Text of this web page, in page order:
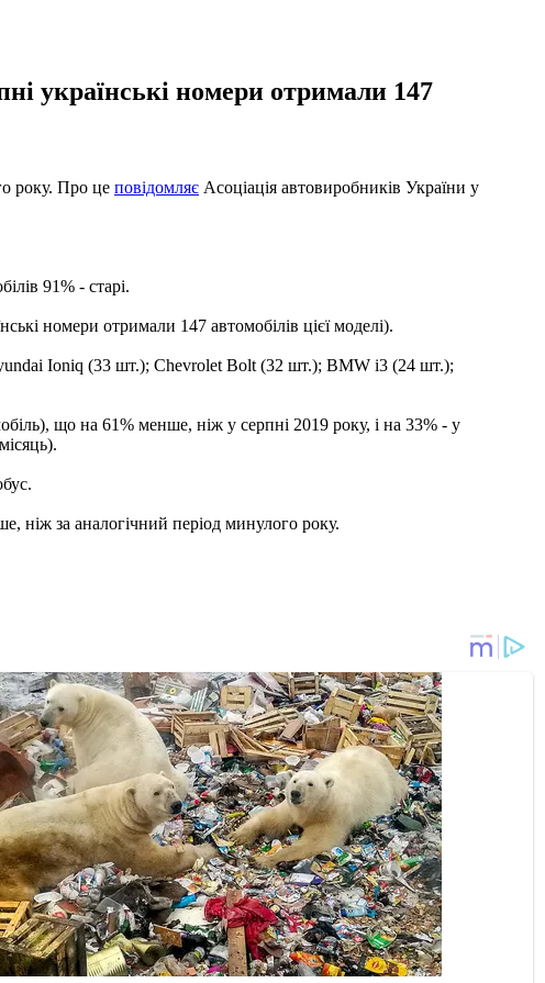
українські номери отримали 147
року. Про це повідомляє Асоціація автовиробників України у
91% - старі.
номери отримали 147 автомобілів цієї моделі).
Ioniq (33 шт.); Chevrolet Bolt (32 шт.); BMW i3 (24 шт.);
що на 61% менше, ніж у серпні 2019 року, і на 33% - у
ніж за аналогічний період минулого року.